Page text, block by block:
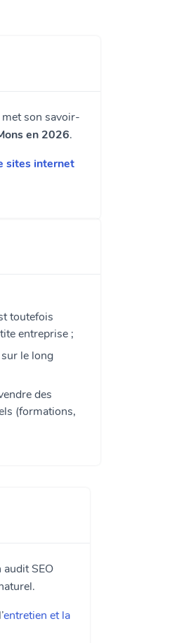
son savoir-
en 2026.
sites internet
toutefois
entreprise ;
le long
des
(formations,
SEO
entretien et la